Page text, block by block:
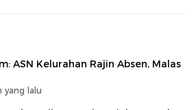
ASN Kelurahan Rajin Absen, Malas
yang lalu